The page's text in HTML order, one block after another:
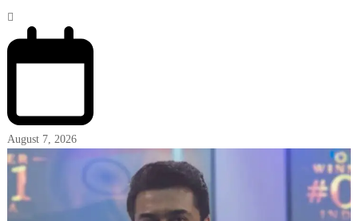
August 7, 2026